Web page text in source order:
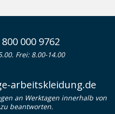
000 9762
Frei: 8.00-14.00
arbeitskleidung.de
an Werktagen innerhalb von
beantworten.